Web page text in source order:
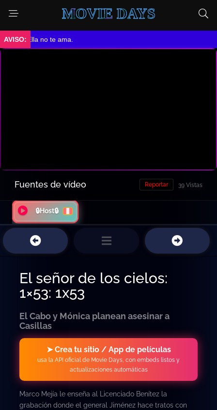
MOVIE DAYS
Ella no te ama.
Fuentes de vídeo 39 Vistas
Reportar
🔒Host🔒
El señor de los cielos:
1×53: 1x53
El Cabo y Mónica planean asesinar a
Casillas
➤ Crea tu sitio / App de películas
usa la API oficial de Movie Days, con embeds listos y
actualizaciones automáticas
Marco Mejía le enseña al Licenciado Benítez la
grabación donde el general Jiménez hace tratos con